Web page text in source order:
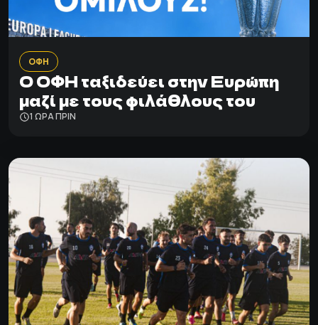
ΟΦΗ
Ο ΟΦΗ ταξιδεύει στην Ευρώπη
μαζί με τους φιλάθλους του
1 ΩΡΑ ΠΡΙΝ